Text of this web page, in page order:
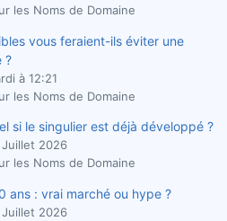
les Noms de Domaine
vous feraient-ils éviter une
?
à 12:21
les Noms de Domaine
si le singulier est déjà développé ?
Juillet 2026
les Noms de Domaine
ans : vrai marché ou hype ?
Juillet 2026